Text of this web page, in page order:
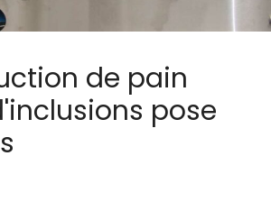
de pain
pose